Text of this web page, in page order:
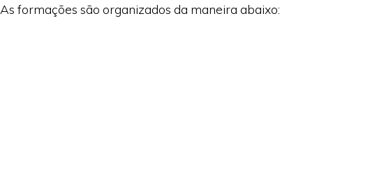
As formações são organizados da maneira abaixo: